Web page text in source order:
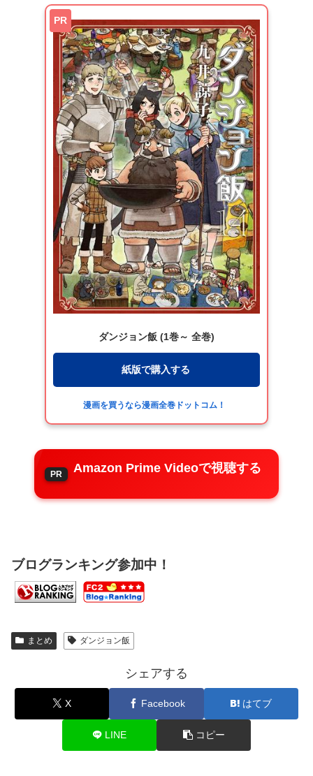
PR
ダンジョン飯 (1巻～ 全巻)
紙版で購入する
漫画を買うなら漫画全巻ドットコム！
Amazon Prime Videoで視聴する
ブログランキング参加中！
まとめ ダンジョン飯
シェアする
X Facebook はてブ
LINE コピー